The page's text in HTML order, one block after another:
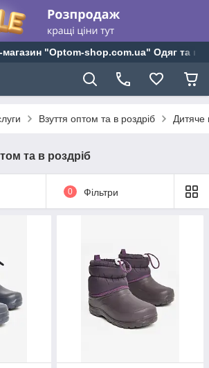
магазин "Optom-shop.com.ua" Одяг та
Взуття оптом та в роздріб Дитяче
та в роздріб
0 Фільтри